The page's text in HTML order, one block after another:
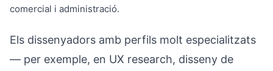
comercial i administració.
Els dissenyadors amb perfils molt especialitzats
— per exemple, en UX research, disseny de